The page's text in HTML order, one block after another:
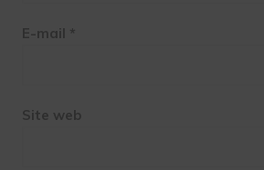
E-mail *
Site web